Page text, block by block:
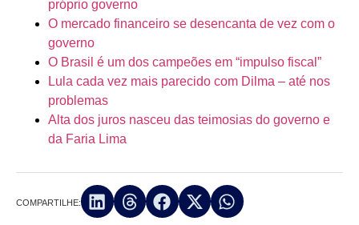
próprio governo
O mercado financeiro se desencanta de vez com o
governo
O Brasil é um dos campeões em “impulso fiscal”
Lula cada vez mais parecido com Dilma – até nos
problemas
Alta dos juros nasceu das teimosias do governo e
da Faria Lima
COMPARTILHE: